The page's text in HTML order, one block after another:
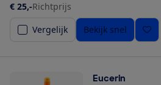
€ 25,-Richtprijs
Vergelijk
Bekijk snel
Eucerin